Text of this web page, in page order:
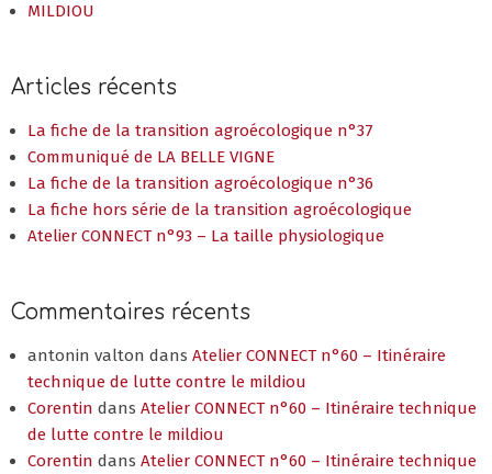
MILDIOU
Articles récents
La fiche de la transition agroécologique n°37
Communiqué de LA BELLE VIGNE
La fiche de la transition agroécologique n°36
La fiche hors série de la transition agroécologique
Atelier CONNECT n°93 – La taille physiologique
Commentaires récents
antonin valton dans Atelier CONNECT n°60 – Itinéraire
technique de lutte contre le mildiou
Corentin dans Atelier CONNECT n°60 – Itinéraire technique
de lutte contre le mildiou
Corentin dans Atelier CONNECT n°60 – Itinéraire technique